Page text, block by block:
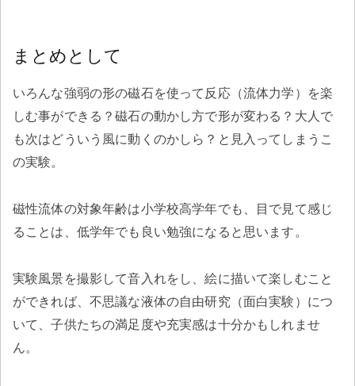
まとめとして
いろんな強弱の形の磁石を使って反応（流体力学）を楽
しむ事ができる？磁石の動かし方で形が変わる？大人で
も次はどういう風に動くのかしら？と見入ってしまうこ
の実験。
磁性流体の対象年齢は小学校高学年でも、目で見て感じ
ることは、低学年でも良い勉強になると思います。
実験風景を撮影して音入れをし、絵に描いて楽しむこと
ができれば、不思議な液体の自由研究（面白実験）につ
いて、子供たちの満足度や充実感は十分かもしれませ
ん。